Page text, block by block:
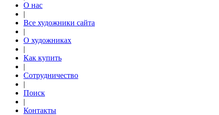
О нас
|
Все художники сайта
|
О художниках
|
Как купить
|
Сотрудничество
|
Поиск
|
Контакты